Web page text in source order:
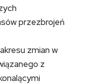
przezbrojeń
zmian w
z